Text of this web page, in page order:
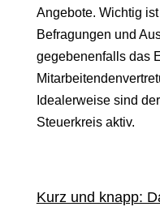
Angebote. Wichtig
Befragungen und
gegebenenfalls das
Idealerweise sind
Steuerkreis aktiv.
Kurz und knapp: